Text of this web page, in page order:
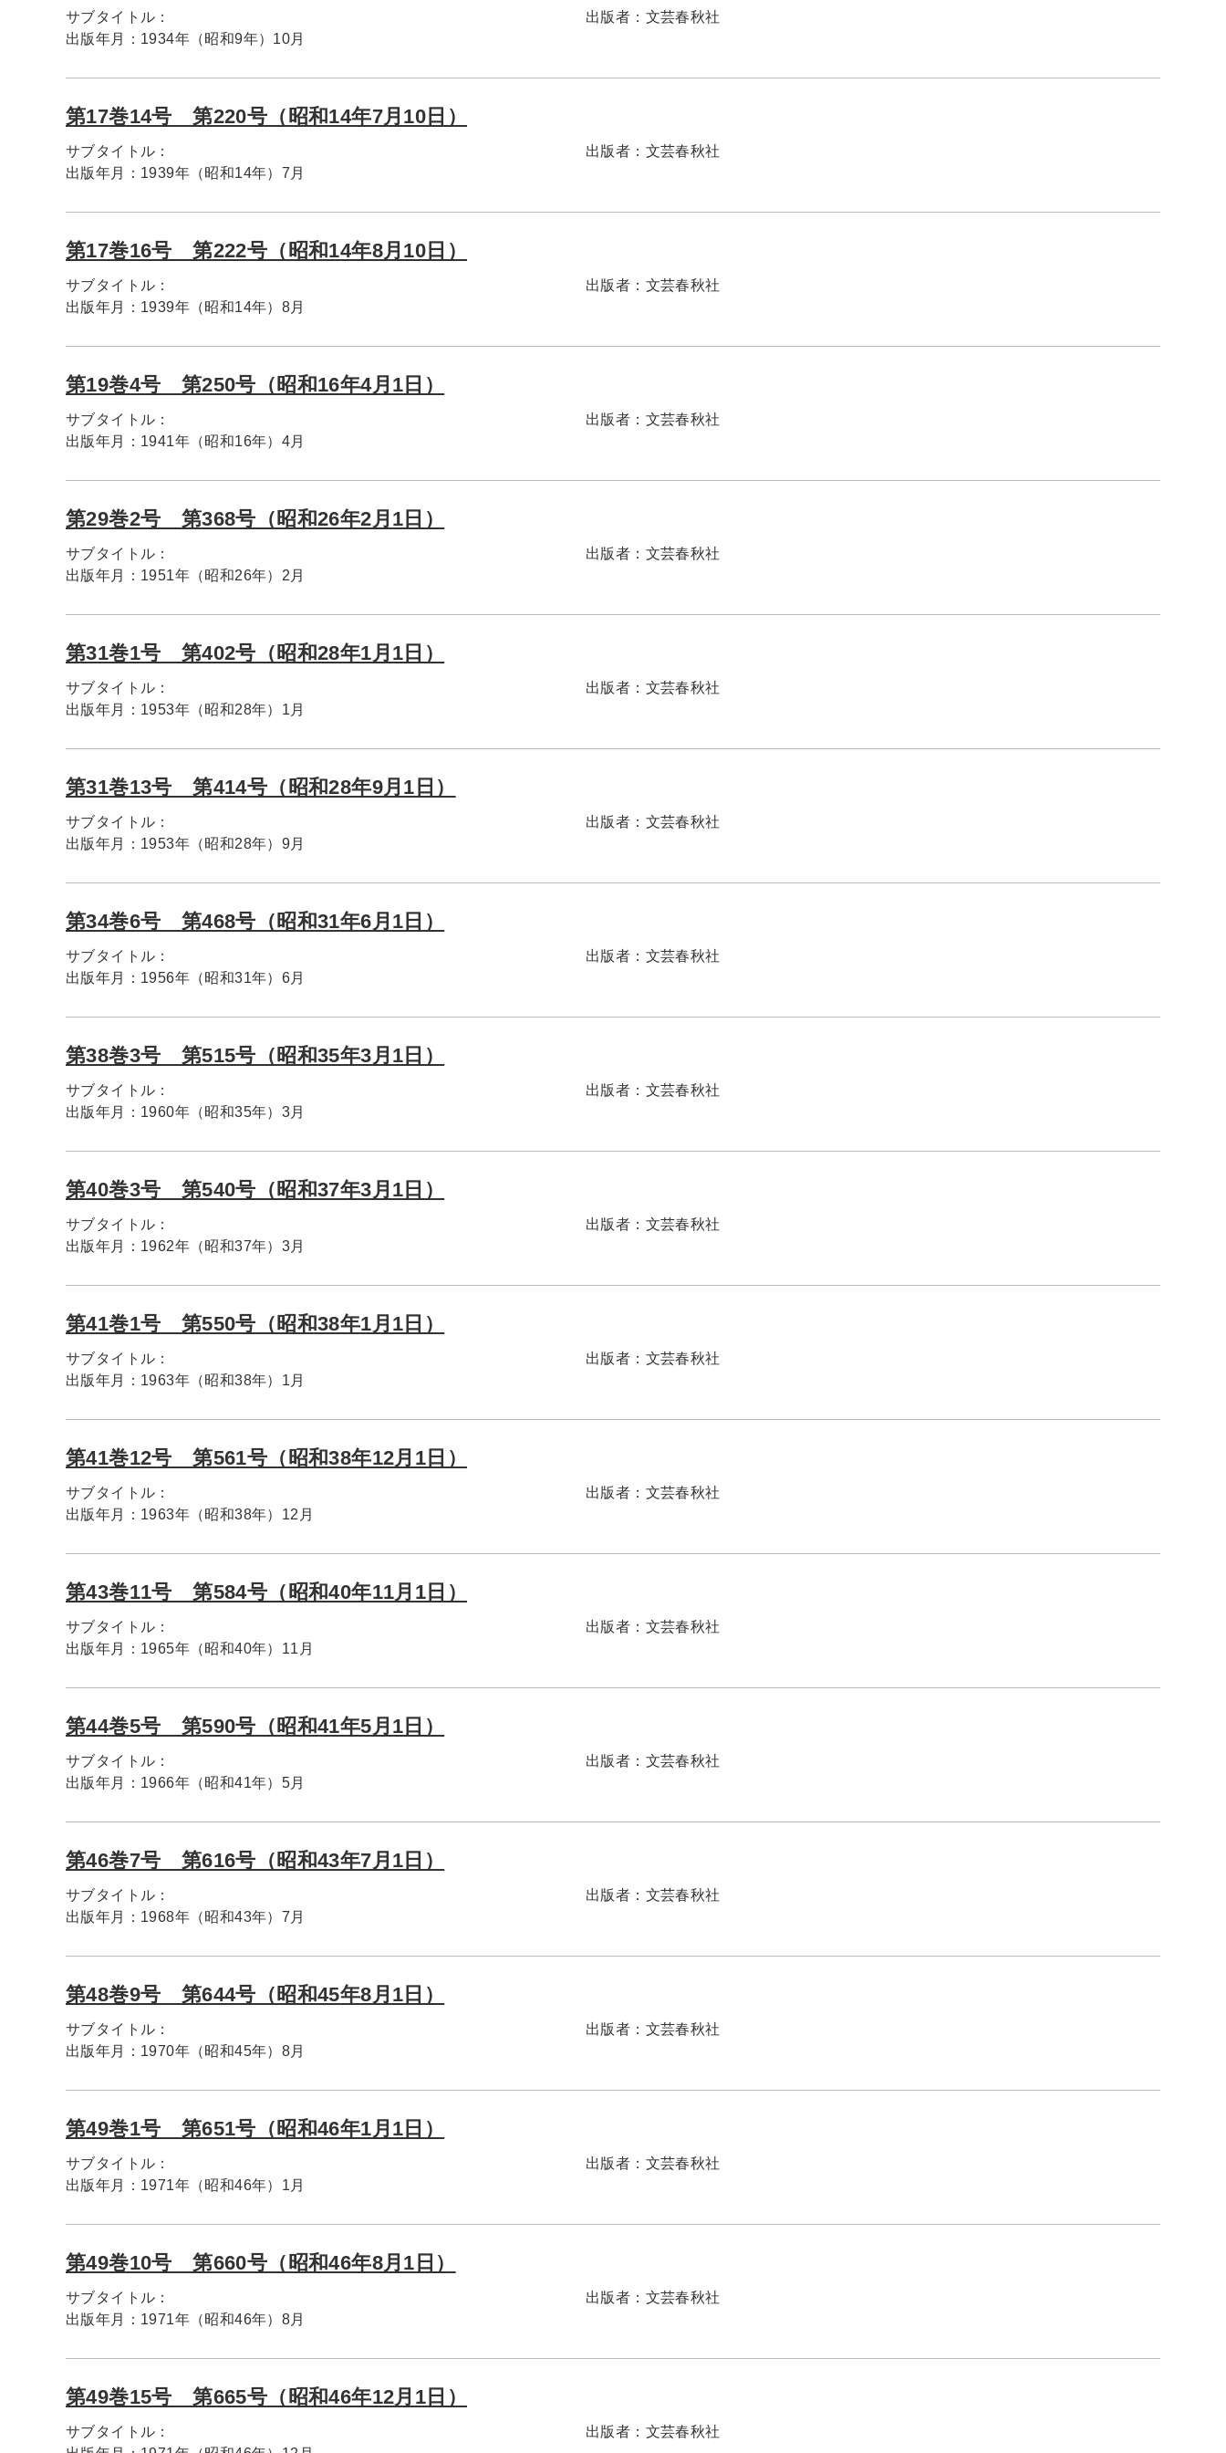
サブタイトル： 出版者： 文芸春秋社
出版年月： 1934年（昭和9年）10月
第17巻14号 第220号（昭和14年7月10日）
サブタイトル： 出版者： 文芸春秋社
出版年月： 1939年（昭和14年）7月
第17巻16号 第222号（昭和14年8月10日）
サブタイトル： 出版者： 文芸春秋社
出版年月： 1939年（昭和14年）8月
第19巻4号 第250号（昭和16年4月1日）
サブタイトル： 出版者： 文芸春秋社
出版年月： 1941年（昭和16年）4月
第29巻2号 第368号（昭和26年2月1日）
サブタイトル： 出版者： 文芸春秋社
出版年月： 1951年（昭和26年）2月
第31巻1号 第402号（昭和28年1月1日）
サブタイトル： 出版者： 文芸春秋社
出版年月： 1953年（昭和28年）1月
第31巻13号 第414号（昭和28年9月1日）
サブタイトル： 出版者： 文芸春秋社
出版年月： 1953年（昭和28年）9月
第34巻6号 第468号（昭和31年6月1日）
サブタイトル： 出版者： 文芸春秋社
出版年月： 1956年（昭和31年）6月
第38巻3号 第515号（昭和35年3月1日）
サブタイトル： 出版者： 文芸春秋社
出版年月： 1960年（昭和35年）3月
第40巻3号 第540号（昭和37年3月1日）
サブタイトル： 出版者： 文芸春秋社
出版年月： 1962年（昭和37年）3月
第41巻1号 第550号（昭和38年1月1日）
サブタイトル： 出版者： 文芸春秋社
出版年月： 1963年（昭和38年）1月
第41巻12号 第561号（昭和38年12月1日）
サブタイトル： 出版者： 文芸春秋社
出版年月： 1963年（昭和38年）12月
第43巻11号 第584号（昭和40年11月1日）
サブタイトル： 出版者： 文芸春秋社
出版年月： 1965年（昭和40年）11月
第44巻5号 第590号（昭和41年5月1日）
サブタイトル： 出版者： 文芸春秋社
出版年月： 1966年（昭和41年）5月
第46巻7号 第616号（昭和43年7月1日）
サブタイトル： 出版者： 文芸春秋社
出版年月： 1968年（昭和43年）7月
第48巻9号 第644号（昭和45年8月1日）
サブタイトル： 出版者： 文芸春秋社
出版年月： 1970年（昭和45年）8月
第49巻1号 第651号（昭和46年1月1日）
サブタイトル： 出版者： 文芸春秋社
出版年月： 1971年（昭和46年）1月
第49巻10号 第660号（昭和46年8月1日）
サブタイトル： 出版者： 文芸春秋社
出版年月： 1971年（昭和46年）8月
第49巻15号 第665号（昭和46年12月1日）
サブタイトル： 出版者： 文芸春秋社